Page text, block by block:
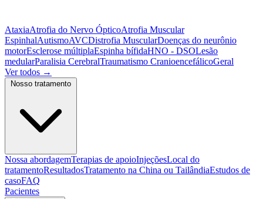
AtaxiaAtrofia do Nervo ÓpticoAtrofia Muscular
EspinhalAutismoAVCDistrofia MuscularDoenças do neurônio
motorEsclerose múltiplaEspinha bífidaHNO - DSOLesão
medularParalisia CerebralTraumatismo CranioencefálicoGeral
Ver todos →
Nossa abordagemTerapias de apoioInjeçõesLocal do
tratamentoResultadosTratamento na China ou TailândiaEstudos de
casoFAQ
Pacientes